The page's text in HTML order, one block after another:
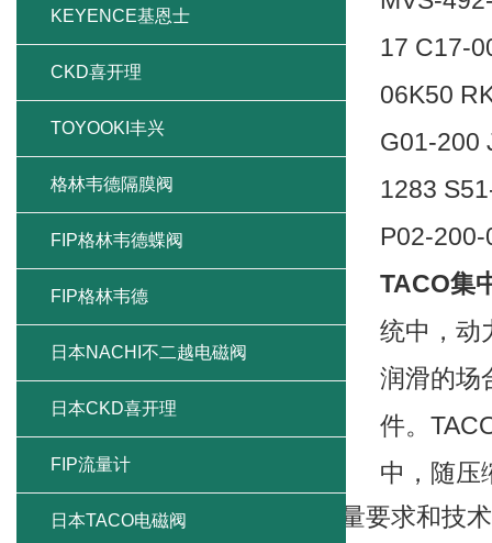
17 C17-
06K50
G01-200
1283
P02-
TACO集
统中，动
润滑的场
件。
中，随压
量要求和技
KEYENCE基恩士
CKD喜开理
TOYOOKI丰兴
格林韦德隔膜阀
FIP格林韦德蝶阀
FIP格林韦德
日本NACHI不二越电磁阀
日本CKD喜开理
FIP流量计
日本TACO电磁阀